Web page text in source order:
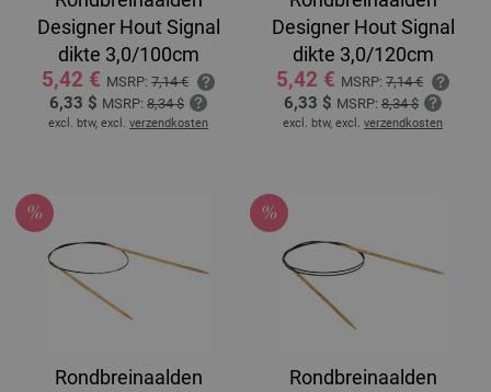
Designer Hout Signal
dikte 3,0/100cm
5,42 € MSRP: 7,14 €
6,33 $ MSRP: 8,34 $
excl. btw, excl. verzendkosten
Designer Hout Signal
dikte 3,0/120cm
5,42 € MSRP: 7,14 €
6,33 $ MSRP: 8,34 $
excl. btw, excl. verzendkosten
Rondbreinaalden
Rondbreinaalden